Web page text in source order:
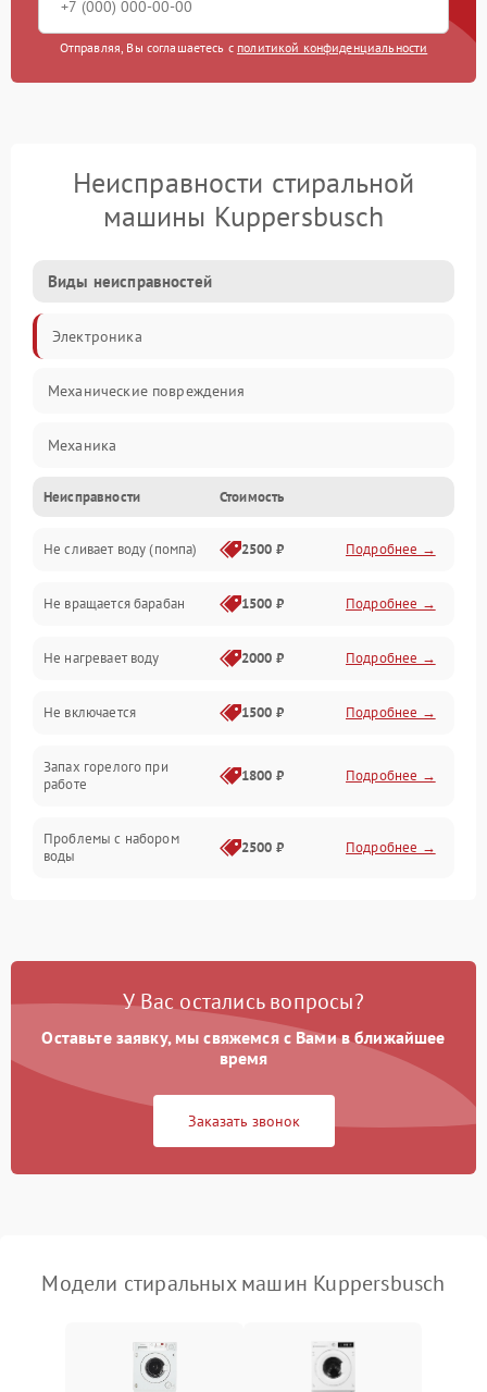
Отправляя, Вы соглашаетесь с политикой конфиденциальности
Неисправности стиральной
машины Kuppersbusch
Виды неисправностей
Электроника
Механические повреждения
Механика
Электропитание
Водоснабжение
Слив
Программное обеспечение
Неисправности Стоимость
Не сливает воду (помпа) 2500 ₽ Подробнее →
Не вращается барабан 1500 ₽ Подробнее →
Не нагревает воду 2000 ₽ Подробнее →
Не включается 1500 ₽ Подробнее →
Запах горелого при
работе
1800 ₽ Подробнее →
Проблемы с набором
воды
2500 ₽ Подробнее →
Замена платы управления 2200 ₽ Подробнее →
У Вас остались вопросы?
Оставьте заявку, мы свяжемся с Вами в ближайшее
время
Заказать звонок
Модели стиральных машин Kuppersbusch